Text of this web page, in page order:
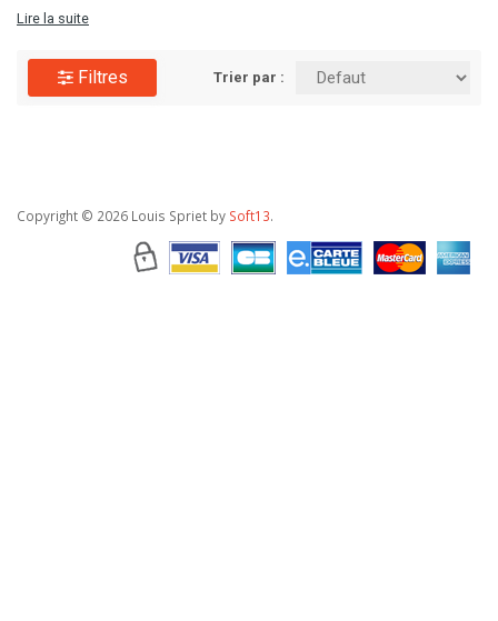
en passant par le poste à souder, les solutions d'étanchéité,
construction. Des milliers de produits de plomberie de grandes
marques disponibles au meilleur prix, à portée de clic. C'est le moment
Lire la suite
Filtres Trier par :
Copyright © 2026 Louis Spriet by Soft13.